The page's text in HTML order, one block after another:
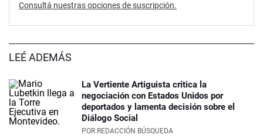
Consultá nuestras opciones de suscripción.
LEÉ ADEMÁS
La Vertiente Artiguista critica la
negociación con Estados Unidos por
deportados y lamenta decisión sobre el
Diálogo Social
POR REDACCIÓN BÚSQUEDA